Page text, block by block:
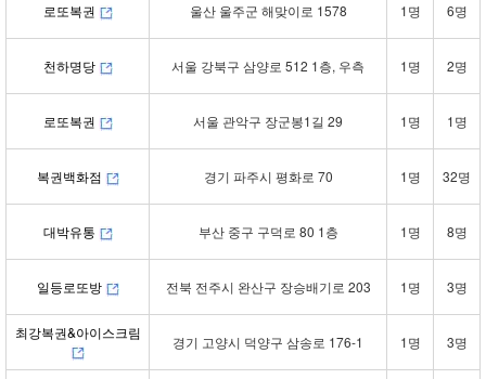
로또복권 울산 울주군 해맞이로 1578 1명 6명
천하명당 서울 강북구 삼양로 512 1층, 우측 1명 2명
로또복권 서울 관악구 장군봉1길 29 1명 1명
복권백화점 경기 파주시 평화로 70 1명 32명
대박유통 부산 중구 구덕로 80 1층 1명 8명
일등로또방 전북 전주시 완산구 장승배기로 203 1명 3명
최강복권&아이스크림
경기 고양시 덕양구 삼송로 176-1 1명 3명